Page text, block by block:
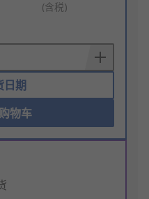
(含税)
日期
物车